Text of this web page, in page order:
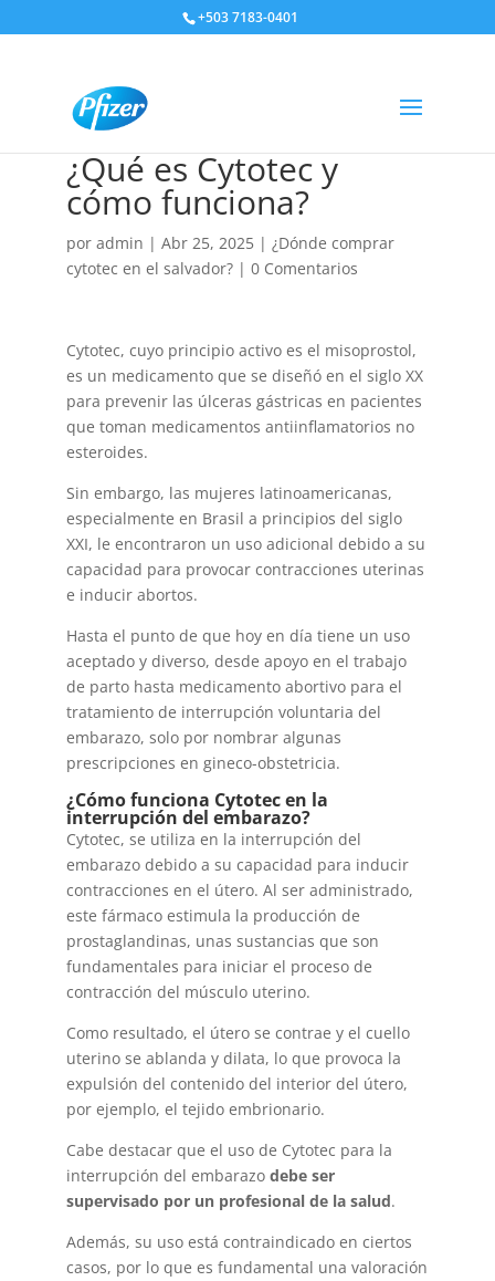
+503 7183-0401
¿Qué es Cytotec y
cómo funciona?
por admin | Abr 25, 2025| ¿Dónde comprar
cytotec en el salvador?| 0 Comentarios
Cytotec, cuyo principio activo es el misoprostol,
es un medicamento que se diseñó en el siglo XX
para prevenir las úlceras gástricas en pacientes
que toman medicamentos antiinflamatorios no
esteroides.
Sin embargo, las mujeres latinoamericanas,
especialmente en Brasil a principios del siglo
XXI, le encontraron un uso adicional debido a su
capacidad para provocar contracciones uterinas
e inducir abortos.
Hasta el punto de que hoy en día tiene un uso
aceptado y diverso, desde apoyo en el trabajo
de parto hasta medicamento abortivo para el
tratamiento de interrupción voluntaria del
embarazo, solo por nombrar algunas
prescripciones en gineco-obstetricia.
¿Cómo funciona Cytotec en la
interrupción del embarazo?
Cytotec, se utiliza en la interrupción del
embarazo debido a su capacidad para inducir
contracciones en el útero. Al ser administrado,
este fármaco estimula la producción de
prostaglandinas, unas sustancias que son
fundamentales para iniciar el proceso de
contracción del músculo uterino.
Como resultado, el útero se contrae y el cuello
uterino se ablanda y dilata, lo que provoca la
expulsión del contenido del interior del útero,
por ejemplo, el tejido embrionario.
Cabe destacar que el uso de Cytotec para la
interrupción del embarazo debe ser
supervisado por un profesional de la salud.
Además, su uso está contraindicado en ciertos
casos, por lo que es fundamental una valoración